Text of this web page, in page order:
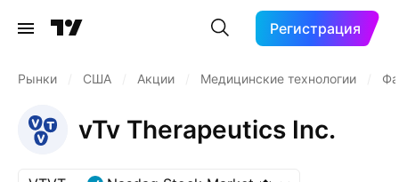
Регистрация
Рынки США Акции Медицинские технологии
vTv Therapeutics Inc.